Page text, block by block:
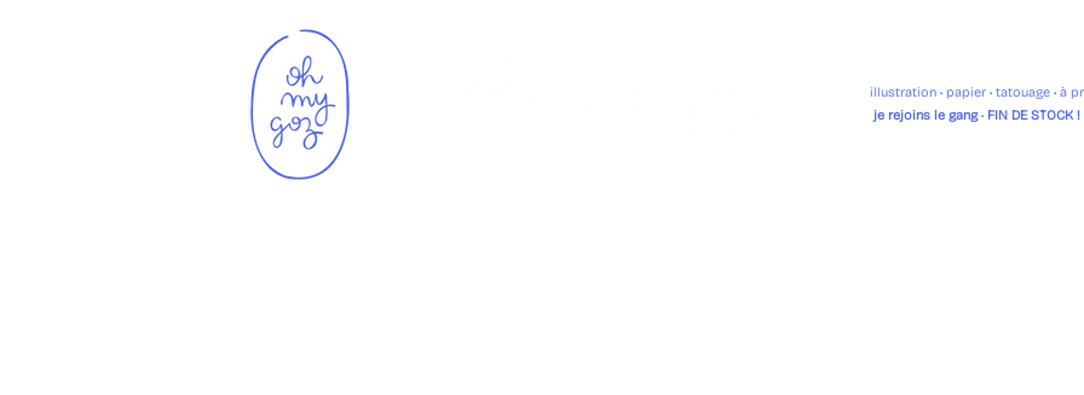
illustration • papier • tatouage • à
je rejoins le gang• FIN DE STOCK !